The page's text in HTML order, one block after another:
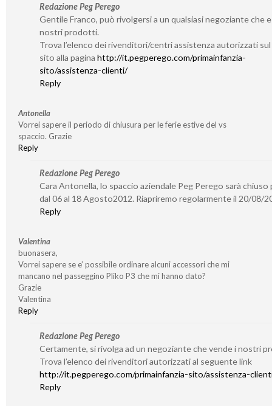
Redazione Peg Perego
Gentile Franco, può rivolgersi a un qualsiasi negoziante che
nostri prodotti.
Trova l’elenco dei rivenditori/centri assistenza autorizzati
sito alla pagina http://it.pegperego.com/primainfanzia-
sito/assistenza-clienti/
Reply
Antonella
Vorrei sapere il periodo di chiusura per le ferie estive del vs
spaccio. Grazie
Reply
Redazione Peg Perego
Cara Antonella, lo spaccio aziendale Peg Perego sarà chiuso
dal 06 al 18 Agosto2012. Riapriremo regolarmente il 20/08/
Reply
Valentina
buonasera,
Vorrei sapere se e’ possibile ordinare alcuni accessori che mi
mancano nel passeggino Pliko P3 che mi hanno dato?
Grazie
Valentina
Reply
Redazione Peg Perego
Certamente, si rivolga ad un negoziante che vende i nostri
Trova l’elenco dei rivenditori autorizzati al seguente link
http://it.pegperego.com/primainfanzia-sito/assistenza-
Reply